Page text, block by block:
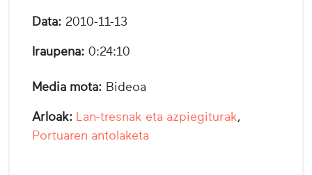
Data: 2010-11-13
Iraupena: 0:24:10
Media mota: Bideoa
Arloak: Lan-tresnak eta azpiegiturak,
Portuaren antolaketa